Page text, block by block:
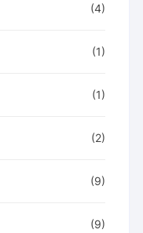
(4)
(1)
(1)
(2)
(9)
(9)